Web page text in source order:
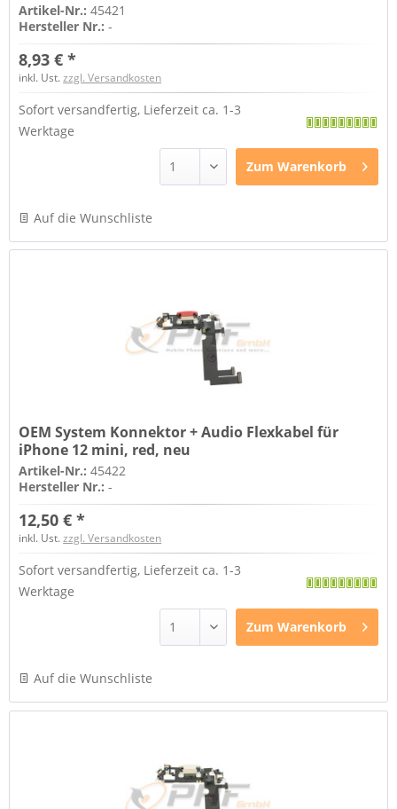
Artikel-Nr.:45421
Hersteller Nr.:-
8,93 € *
inkl. Ust.zzgl. Versandkosten
Sofort versandfertig, Lieferzeit ca. 1-3
Werktage
Zum Warenkorb
Auf die Wunschliste
OEM System Konnektor + Audio Flexkabel für
iPhone 12 mini, red, neu
Artikel-Nr.:45422
Hersteller Nr.:-
12,50 € *
inkl. Ust.zzgl. Versandkosten
Sofort versandfertig, Lieferzeit ca. 1-3
Werktage
Zum Warenkorb
Auf die Wunschliste